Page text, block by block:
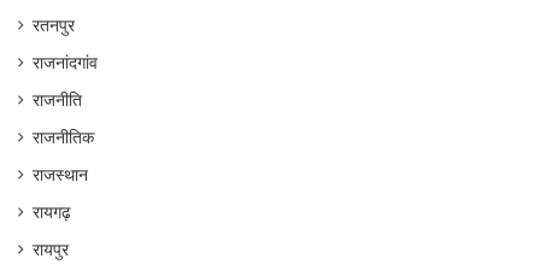
रतनपुर
राजनांदगांव
राजनीति
राजनीतिक
राजस्थान
रायगढ़
रायपुर